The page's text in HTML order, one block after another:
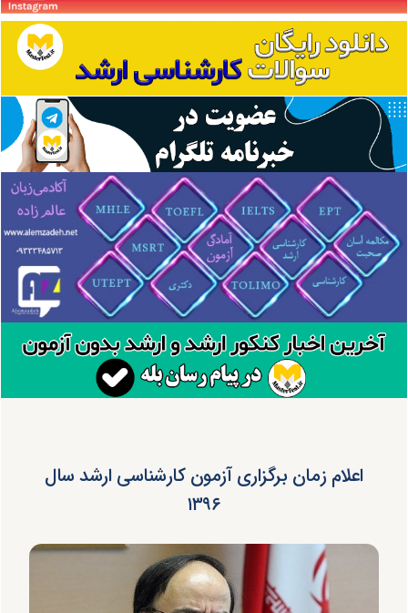
اعلام زمان برگزاری آزمون کارشناسی ارشد سال
۱۳۹۶